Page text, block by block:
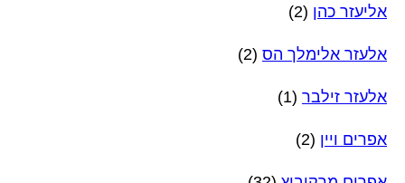
אליעזר כהן (2)
אלעזר אלימלך הס (2)
אלעזר זילבר (1)
אפרים ויין (2)